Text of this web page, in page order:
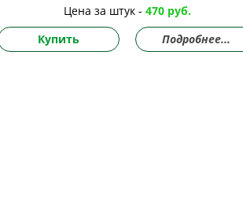
Цена за штук -470 руб.
Купить
Подробнее...